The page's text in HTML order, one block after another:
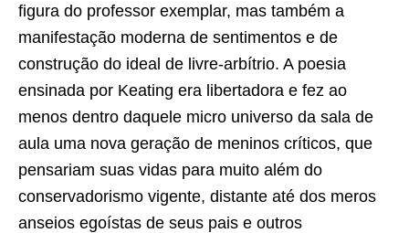
figura do professor exemplar, mas também a
manifestação moderna de sentimentos e de
construção do ideal de livre-arbítrio. A poesia
ensinada por Keating era libertadora e fez ao
menos dentro daquele micro universo da sala de
aula uma nova geração de meninos críticos, que
pensariam suas vidas para muito além do
conservadorismo vigente, distante até dos meros
anseios egoístas de seus pais e outros